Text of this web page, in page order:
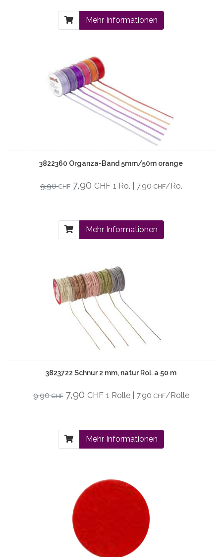
Mehr Informationen
3822360 Organza-Band 5mm/50m orange
9,90CHF 7,90 CHF 1 Ro. | 7,90 CHF/Ro.
Mehr Informationen
3823722 Schnur 2 mm, natur Rol. a 50 m
9,90CHF 7,90 CHF 1 Rolle | 7,90 CHF/Rolle
Mehr Informationen